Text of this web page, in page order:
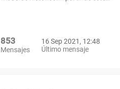
853
Mensajes
16 Sep 2021, 12:48
Último mensaje